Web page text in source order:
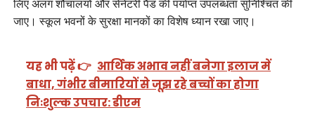
लिए अलग शौचालयों और सेनेटरी पैड की पर्याप्त उपलब्धता सुनिश्चित की
जाए। स्कूल भवनों के सुरक्षा मानकों का विशेष ध्यान रखा जाए।
यह भी पढ़ें 👉 आर्थिक अभाव नहीं बनेगा इलाज में
बाधा, गंभीर बीमारियों से जूझ रहे बच्चों का होगा
निःशुल्क उपचार: डीएम